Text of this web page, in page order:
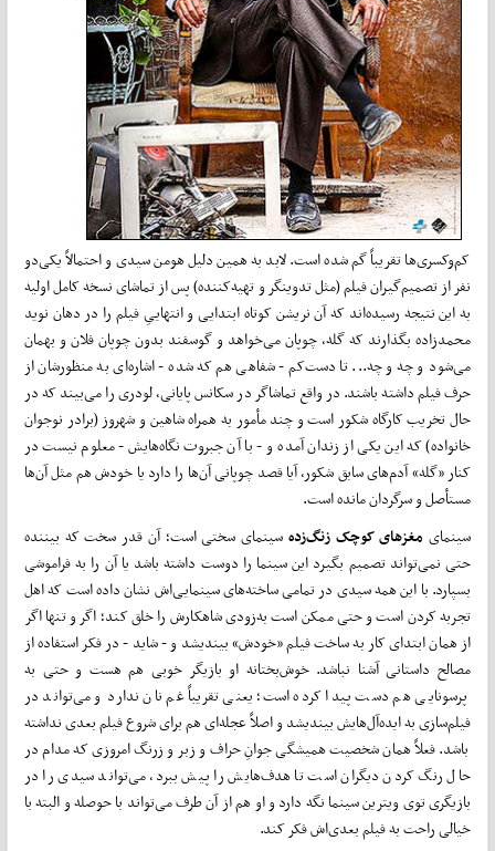
کم‌وکسری‌ها تقریباً گم شده است. لابد به همین دلیل هومن سیدی و احتمالاً یکی‌دو
نفر از تصمیم‌گیران فیلم (مثل تدوینگر و تهیه‌کننده) پس از تماشای نسخه کامل اولیه
به این نتیجه رسیده‌اند که آن نریشن کوتاه ابتدایی و انتهاییِ فیلم را در دهان نوید
محمدزاده بگذارند که گله، چوپان می‌خواهد و گوسفند بدون چوپان فلان و بهمان
می‌شود و چه و چه... تا دست‌کم - شفاهی هم که شده - اشاره‌ای به منظورشان از
حرف فیلم داشته باشند. در واقع تماشاگر در سکانس پایانی، لودری را می‌بیند که در
حال تخریب کارگاه شکور است و چند مأمور به همراه شاهین و شهروز (برادر نوجوان
خانواده) که این یکی از زندان آمده و - با آن جبروت نگاه‌هایش - معلوم نیست در
کنار «گله» آدم‌های سابق شکور، آیا قصد چوپانی آن‌ها را دارد یا خودش هم مثل آن‌ها
مستأصل و سرگردان مانده است.
سینمایمغزهای کوچک زنگ‌زدهسینمای سختی است؛ آن قدر سخت که بیننده
حتی نمی‌تواند تصمیم بگیرد این سینما را دوست داشته باشد یا آن را به فراموشی
بسپارد. با این همه سیدی در تمامی ساخته‌های سینمایی‌اش نشان داده است که اهل
تجربه کردن است و حتی ممکن است به‌زودی شاهکارش را خلق کند؛ اگر و تنها اگر
از همان ابتدای کار به ساخت فیلم «خودش» بیندیشد و - شاید - در فکر استفاده از
مصالح داستانی آشنا نباشد. خوش‌بختانه او بازیگر خوبی هم هست و حتی به
پرسونایی هم دست پیدا کرده است؛ یعنی تقریباً غم نان ندارد و می‌تواند در
فیلم‌سازی به ایده‌آل‌هایش بیندیشد و اصلاً عجله‌ای هم برای شروع فیلم بعدی نداشته
باشد. فعلاً همان شخصیت همیشگی جوانِ حراف و زبر و زرنگ امروزی که مدام در
حال رنگ کردن دیگران است تا هدف‌هایش را پیش ببرد، می‌تواند سیدی را در
بازیگری توی ویترین سینما نگه دارد و او هم از آن طرف می‌تواند با حوصله و البته با
خیالی راحت به فیلم بعدی‌اش فکر کند.